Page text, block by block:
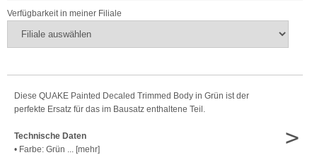
Verfügbarkeit in meiner Filiale
Diese QUAKE Painted Decaled Trimmed Body in Grün ist der
perfekte Ersatz für das im Bausatz enthaltene Teil.
Technische Daten
• Farbe: Grün ... [mehr]
>